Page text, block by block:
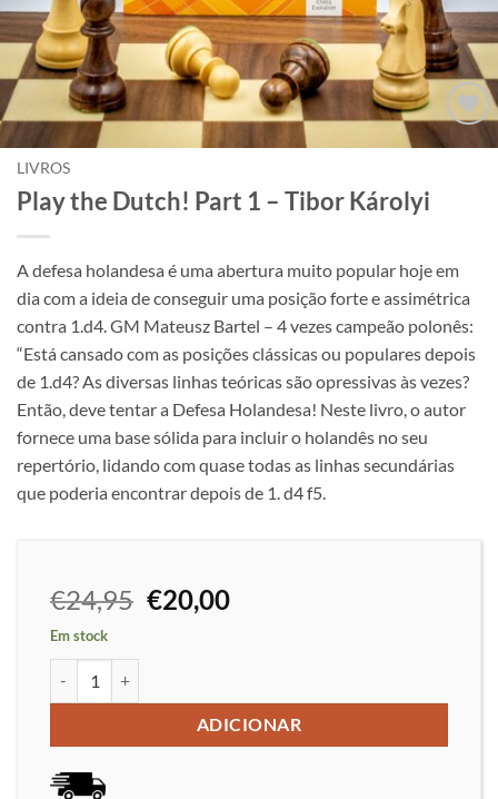
Adicionar
LIVROS
Play the Dutch! Part 1 – Tibor Károlyi
A defesa holandesa é uma abertura muito popular hoje em
dia com a ideia de conseguir uma posição forte e assimétrica
contra 1.d4. GM Mateusz Bartel – 4 vezes campeão polonês:
“Está cansado com as posições clássicas ou populares depois
de 1.d4? As diversas linhas teóricas são opressivas às vezes?
Então, deve tentar a Defesa Holandesa! Neste livro, o autor
fornece uma base sólida para incluir o holandês no seu
repertório, lidando com quase todas as linhas secundárias
que poderia encontrar depois de 1. d4 f5.
€24,95 O
preço
€24,95.
€20,00O
€20,00.
Em stock
ADICIONAR